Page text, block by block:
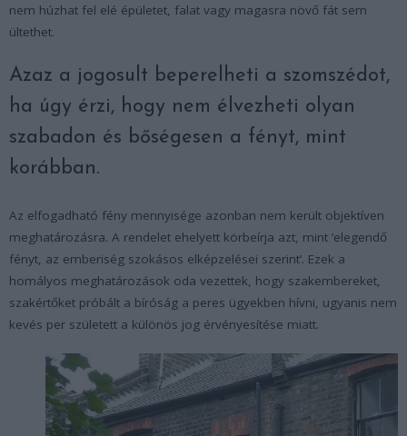
nem húzhat fel elé épületet, falat vagy magasra növő fát sem
ültethet.
Azaz a jogosult beperelheti a szomszédot,
ha úgy érzi, hogy nem élvezheti olyan
szabadon és bőségesen a fényt, mint
korábban.
Az elfogadható fény mennyisége azonban nem került objektíven
meghatározásra. A rendelet ehelyett körbeírja azt, mint ’elegendő
fényt, az emberiség szokásos elképzelései szerint’. Ezek a
homályos meghatározások oda vezettek, hogy szakembereket,
szakértőket próbált a bíróság a peres ügyekben hívni, ugyanis nem
kevés per született a különös jog érvényesítése miatt.